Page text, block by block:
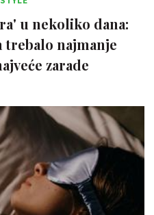
u nekoliko dana:
najmanje
zarade